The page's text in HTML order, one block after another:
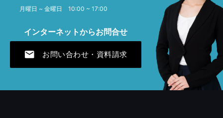
2023年12月 [1]
2023年7月 [1]
月曜日 ~ 金曜日 10:00 ~ 17:00
インターネットからお問合せ
mail お問い合わせ・資料請求